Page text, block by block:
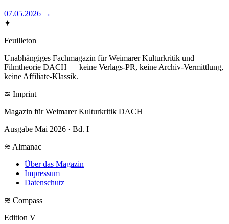
07.05.2026 →
✦
Feuilleton
Unabhängiges Fachmagazin für Weimarer Kulturkritik und
Filmtheorie DACH — keine Verlags-PR, keine Archiv-Vermittlung,
keine Affiliate-Klassik.
≋ Imprint
Magazin für Weimarer Kulturkritik DACH
Ausgabe Mai 2026 · Bd. I
≋ Almanac
Über das Magazin
Impressum
Datenschutz
≋ Compass
Edition V